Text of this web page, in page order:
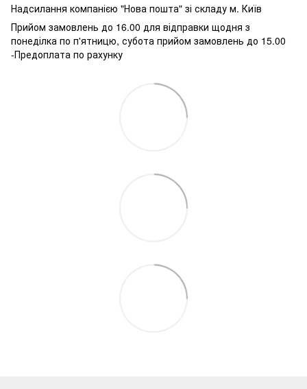
Надсилання компанією "Нова пошта" зі складу м. Київ
Прийом замовлень до 16.00 для відправки щодня з
понеділка по п'ятницю, субота прийом замовлень до 15.00
-Предоплата по рахунку